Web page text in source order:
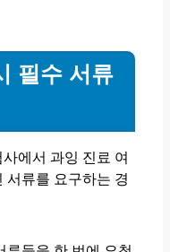
필수 서류
에서 과잉 진료 여
서류를 요구하는 경